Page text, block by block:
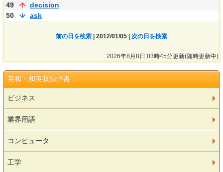
49
decision
50
ask
前の日を検索 | 2012/01/05 | 次の日を検索
2026年8月8日 03時45分更新(随時更新中)
英和・和英収録辞書
ビジネス
業界用語
コンピュータ
工学